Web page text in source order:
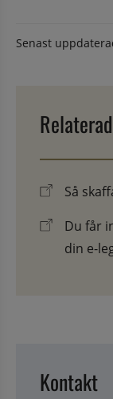
Senast
Så
Du får
din e-
Kontakt